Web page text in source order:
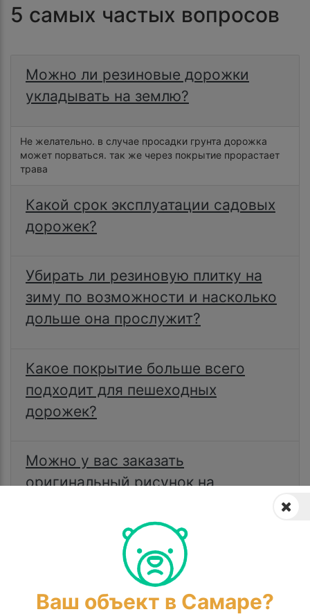
5 самых частых вопросов
Можно ли резиновые дорожки
укладывать на землю?
Hе желательно. в случае просадки грунта дорожка
может порваться. так же через покрытие прорастает
трава
Какой срок эксплуатации садовых
дорожек?
Убирать ли резиновую плитку на
зиму по возможности и насколько
дольше она прослужит?
Какое покрытие больше всего
подходит для пешеходных
дорожек?
Можно у вас заказать
оригинальный рисунок на
Задать вопрос
Ваш объект в Самаре?